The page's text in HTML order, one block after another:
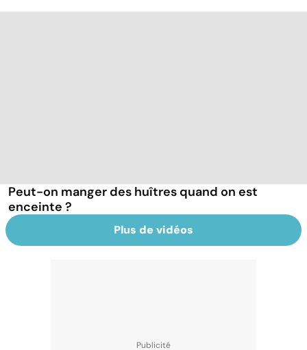
Peut-on manger des huîtres quand on est
enceinte ?
Plus de vidéos